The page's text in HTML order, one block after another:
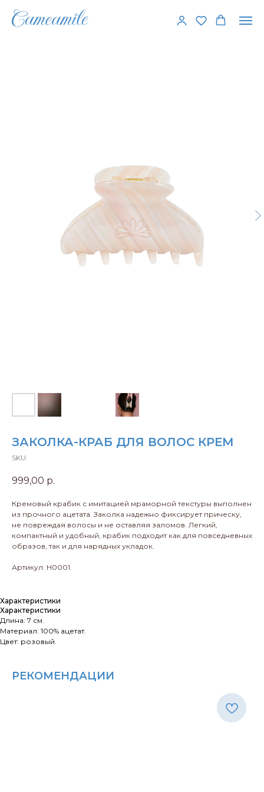
ЗАКОЛКА-КРАБ ДЛЯ ВОЛОС КРЕМ
SKU:
999,00 р.
Кремовый крабик с имитацией мраморной текстуры выполнен
из прочного ацетата. Заколка надежно фиксирует прическу,
не повреждая волосы и не оставляя заломов. Легкий,
компактный и удобный, крабик подходит как для повседневных
образов, так и для нарядных укладок.
Артикул: H0001.
Характеристики
Характеристики
Длина: 7 см.
Материал: 100% ацетат.
Цвет: розовый.
РЕКОМЕНДАЦИИ